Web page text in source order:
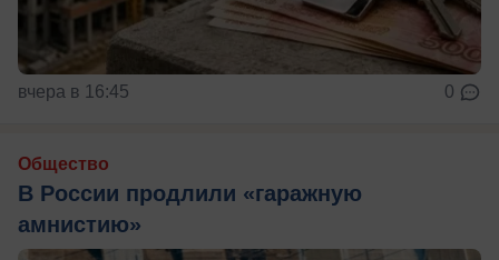
вчера в 16:45 0
Общество
В России продлили «гаражную
амнистию»